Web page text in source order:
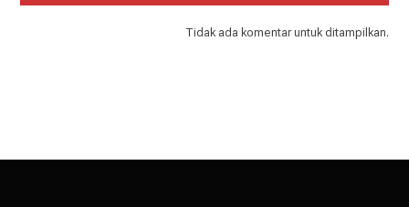
Tidak ada komentar untuk ditampilkan.